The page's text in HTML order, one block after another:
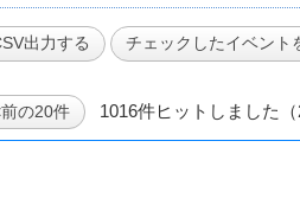
の20件 1016件ヒットしました